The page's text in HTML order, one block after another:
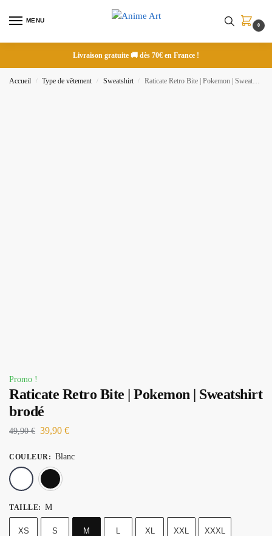
MENU
0
Livraison gratuite 🚚 dès 70€ en France !
Accueil / Type de vêtement / Sweatshirt / Raticate Retro Bite | Pokemon | Sweatshirt brodé
Promo !
Raticate Retro Bite | Pokemon | Sweatshirt
brodé
49,90€ 39,90 €
COULEUR : Blanc
TAILLE: M
XS S M L XL XXL XXXL